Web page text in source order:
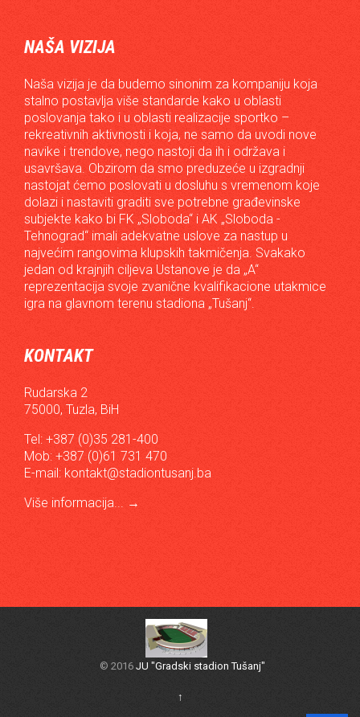
NAŠA VIZIJA
Naša vizija je da budemo sinonim za kompaniju koja
stalno postavlja više standarde kako u oblasti
poslovanja tako i u oblasti realizacije sportko –
rekreativnih aktivnosti i koja, ne samo da uvodi nove
navike i trendove, nego nastoji da ih i održava i
usavršava. Obzirom da smo preduzeće u izgradnji
nastojat ćemo poslovati u dosluhu s vremenom koje
dolazi i nastaviti graditi sve potrebne građevinske
subjekte kako bi FK „Sloboda“ i AK „Sloboda -
Tehnograd“ imali adekvatne uslove za nastup u
najvećim rangovima klupskih takmičenja. Svakako
jedan od krajnjih ciljeva Ustanove je da „A“
reprezentacija svoje zvanične kvalifikacione utakmice
igra na glavnom terenu stadiona „Tušanj“.
KONTAKT
Rudarska 2
75000, Tuzla, BiH
Tel: +387 (0)35 281-400
Mob: +387 (0)61 731 470
E-mail: kontakt@stadiontusanj.ba
Više informacija... →
© 2016 JU "Gradski stadion Tušanj"
↑